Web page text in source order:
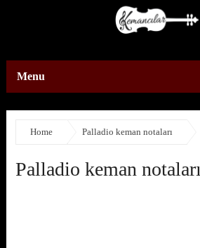
Menu
Home Palladio keman notaları
Palladio keman notaları